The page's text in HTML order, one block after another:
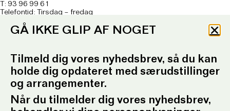
T: 93 96 99 61
Telefontid: Tirsdag – fredag
kl. 10.30-12.30 og kl. 16.30-17.30
Presserum
Pressemeddelelser
Presseansvarlig
Fotobestilling
GÅ IKKE GLIP AF NOGET
Tilmeld dig vores nyhedsbrev, så du kan
holde dig opdateret med særudstillinger
og arrangementer.
Når du tilmelder dig vores nyhedsbrev,